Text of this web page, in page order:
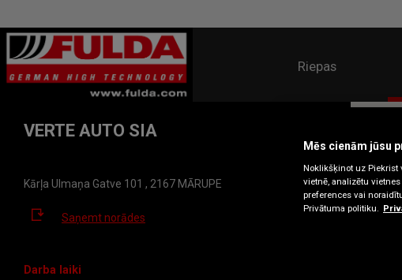
Riepas
VERTE AUTO SIA
Kārļa Ulmaņa Gatve 101 , 2167 MĀRUPE
Saņemt norādes
Darba laiki
Mēs cienām jūsu
Noklikšķinot uz
vietnē, analizētu
preferences vai
Privātuma politiku.